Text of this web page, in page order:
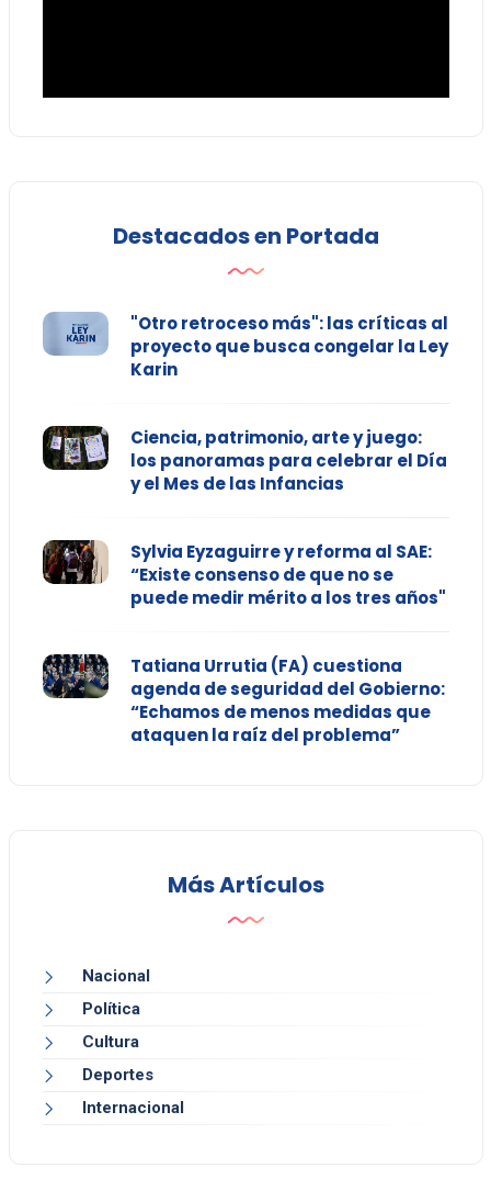
Destacados en Portada
"Otro retroceso más": las críticas al
proyecto que busca congelar la Ley
Karin
Ciencia, patrimonio, arte y juego:
los panoramas para celebrar el Día
y el Mes de las Infancias
Sylvia Eyzaguirre y reforma al SAE:
“Existe consenso de que no se
puede medir mérito a los tres años"
Tatiana Urrutia (FA) cuestiona
agenda de seguridad del Gobierno:
“Echamos de menos medidas que
ataquen la raíz del problema”
Más Artículos
Nacional
Política
Cultura
Deportes
Internacional